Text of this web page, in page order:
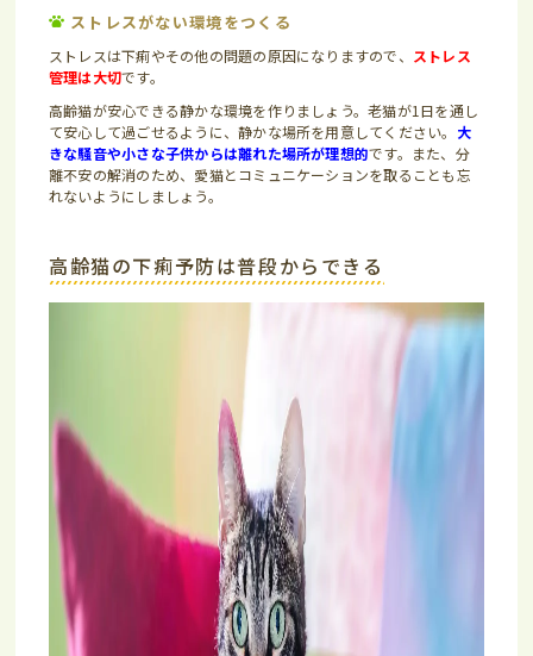
ストレスがない環境をつくる
ストレスは下痢やその他の問題の原因になりますので、
ストレス
管理は大切です。
高齢猫が安心できる静かな環境を作りましょう。老猫が1日を通し
て安心して過ごせるように、静かな場所を用意してください。 大
きな騒音や小さな子供からは離れた場所が理想的です。また、分
離不安の解消のため、愛猫とコミュニケーションを取ることも忘
れないようにしましょう。
高齢猫の下痢予防は普段からできる